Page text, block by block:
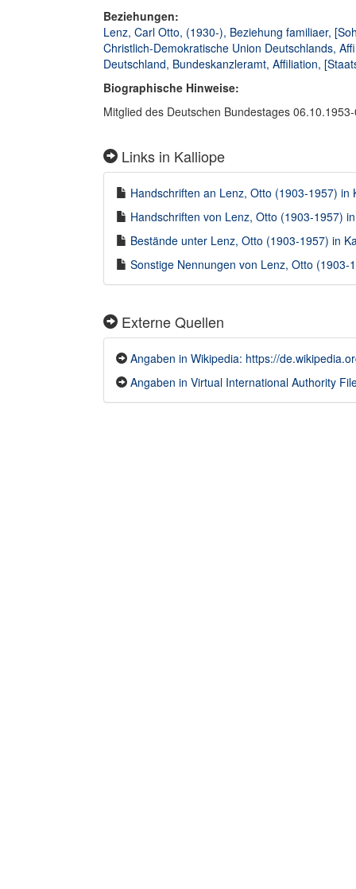
Beziehungen:
Lenz, Carl Otto, (1930-), Beziehung familiaer,
Christlich-Demokratische Union Deutschlands,
Deutschland, Bundeskanzleramt, Affiliation,
Biographische Hinweise:
Mitglied des Deutschen Bundestages
Links in Kalliope
Handschriften an Lenz, Otto (1903-1957) in
Handschriften von Lenz, Otto (1903-1957)
Bestände unter Lenz, Otto (1903-1957) in
Sonstige Nennungen von Lenz, Otto (1903-
Externe Quellen
Angaben in Wikipedia: https://
Angaben in Virtual International Authority